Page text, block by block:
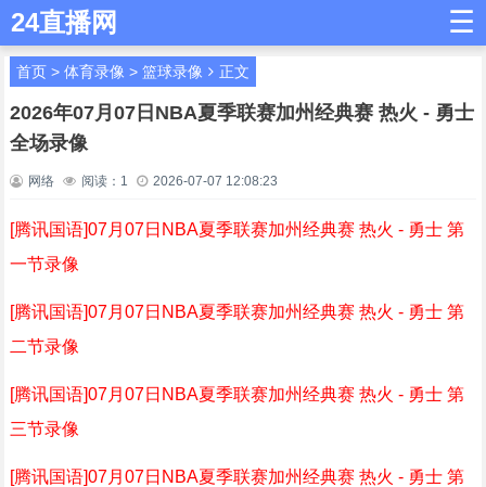
24直播网 ☰
首页> 体育录像 > 篮球录像 正文
2026年07月07日NBA夏季联赛加州经典赛 热火 - 勇士
全场录像
网络 阅读： 1 2026-07-07 12:08:23
[腾讯国语]07月07日NBA夏季联赛加州经典赛 热火 - 勇士 第
一节录像
[腾讯国语]07月07日NBA夏季联赛加州经典赛 热火 - 勇士 第
二节录像
[腾讯国语]07月07日NBA夏季联赛加州经典赛 热火 - 勇士 第
三节录像
[腾讯国语]07月07日NBA夏季联赛加州经典赛 热火 - 勇士 第